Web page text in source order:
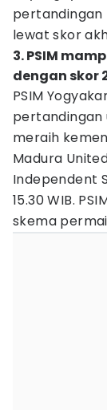
pertandingan
lewat skor
3. PSIM
dengan skor
PSIM
pertandingan
meraih
Madura
Independent
15.30 WIB.
skema